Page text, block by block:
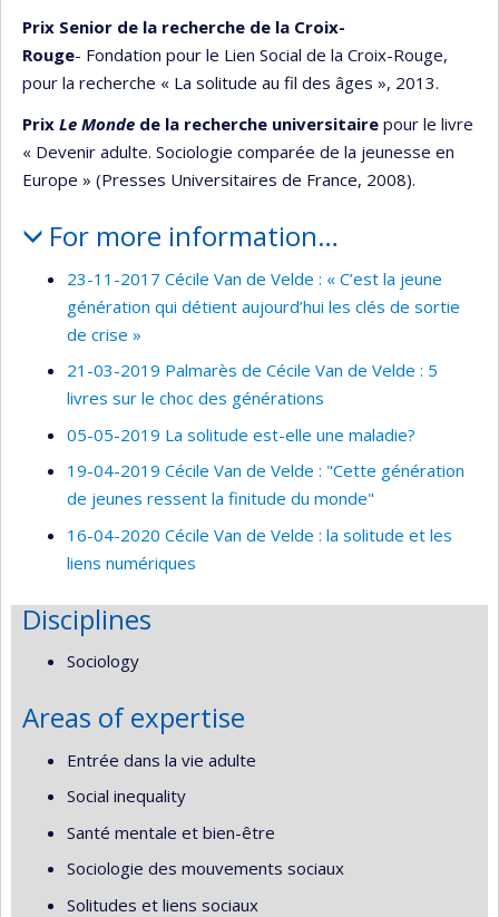
Prix Senior de la recherche de la Croix-
Rouge- Fondation pour le Lien Social de la Croix-Rouge,
pour la recherche « La solitude au fil des âges », 2013.
Prix Le Monde de la recherche universitaire pour le livre
« Devenir adulte. Sociologie comparée de la jeunesse en
Europe » (Presses Universitaires de France, 2008).
For more information…
23-11-2017 Cécile Van de Velde : « C’est la jeune
génération qui détient aujourd’hui les clés de sortie
de crise »
21-03-2019 Palmarès de Cécile Van de Velde : 5
livres sur le choc des générations
05-05-2019 La solitude est-elle une maladie?
19-04-2019 Cécile Van de Velde : "Cette génération
de jeunes ressent la finitude du monde"
16-04-2020 Cécile Van de Velde : la solitude et les
liens numériques
Disciplines
Sociology
Areas of expertise
Entrée dans la vie adulte
Social inequality
Santé mentale et bien-être
Sociologie des mouvements sociaux
Solitudes et liens sociaux